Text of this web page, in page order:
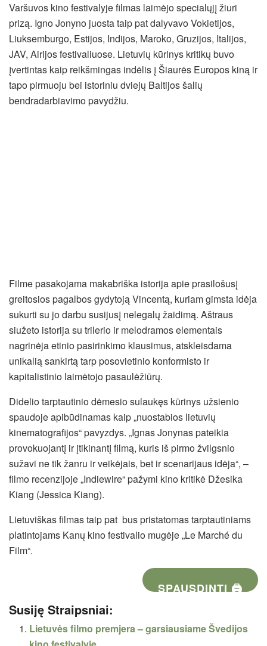
Varšuvos kino festivalyje filmas laimėjo specialųjį žiuri
prizą. Igno Jonyno juosta taip pat dalyvavo Vokietijos,
Liuksemburgo, Estijos, Indijos, Maroko, Gruzijos, Italijos,
JAV, Airijos festivaliuose. Lietuvių kūrinys kritikų buvo
įvertintas kaip reikšmingas indėlis į Šiaurės Europos kiną ir
tapo pirmuoju bei istoriniu dviejų Baltijos šalių
bendradarbiavimo pavydžiu.
Filme pasakojama makabriška istorija apie prasilošusį
greitosios pagalbos gydytoją Vincentą, kuriam gimsta idėja
sukurti su jo darbu susijusį nelegalų žaidimą. Aštraus
siužeto istorija su trilerio ir melodramos elementais
nagrinėja etinio pasirinkimo klausimus, atskleisdama
unikalią sankirtą tarp posovietinio konformisto ir
kapitalistinio laimėtojo pasaulėžiūrų.
Didelio tarptautinio dėmesio sulaukęs kūrinys užsienio
spaudoje apibūdinamas kaip „nuostabios lietuvių
kinematografijos“ pavyzdys. „Ignas Jonynas pateikia
provokuojantį ir įtikinantį filmą, kuris iš pirmo žvilgsnio
sužavi ne tik žanru ir veikėjais, bet ir scenarijaus idėja“, –
filmo recenzijoje „Indiewire“ pažymi kino kritikė Džesika
Kiang (Jessica Kiang).
Lietuviškas filmas taip pat bus pristatomas tarptautiniams
platintojams Kanų kino festivalio mugėje „Le Marché du
Film“.
SPAUSDINTI 🖨
Susiję Straipsniai:
Lietuvės filmo premjera – garsiausiame Švedijos